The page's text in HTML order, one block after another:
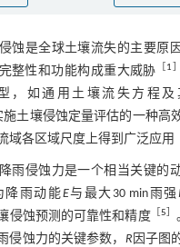
蚀是全球土壤流失的主要原
整性和功能构成重大威胁
1
，如通用土壤流失方程及
施土壤侵蚀定量评估的一种高
域各区域尺度上得到广泛应用
雨侵蚀力是一个相当关键的
降雨动能E与最大30 min雨强 I
侵蚀预测的可靠性和精度［ 5
侵蚀力的关键参数， R 因子图